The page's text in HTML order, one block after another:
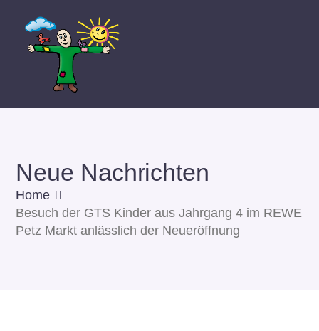
Neue Nachrichten
Home
Besuch der GTS Kinder aus Jahrgang 4 im REWE
Petz Markt anlässlich der Neueröffnung